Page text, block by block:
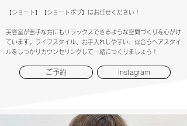
【ショート】【ショートボブ】はお任せください！
美容室が苦手な方にもリラックスできるような空間づくりを心がけ
ています。ライフスタイル、お手入れしやすい、似合うヘアスタイ
ルをしっかりカウンセリングして一緒につくりましょう！
ご予約 instagram